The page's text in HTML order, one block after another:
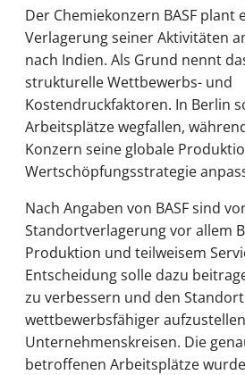
Der Chemiekonzern BASF plant
Verlagerung seiner Aktivitäten
nach Indien. Als Grund nennt
strukturelle Wettbewerbs- und
Kostendruckfaktoren. In Berlin
Arbeitsplätze wegfallen,
Konzern seine globale
Wertschöpfungsstrategie
Nach Angaben von BASF sind
Standortverlagerung vor allem
Produktion und teilweisem
Entscheidung solle dazu
zu verbessern und den
wettbewerbsfähiger
Unternehmenskreisen. Die
betroffenen Arbeitsplätze